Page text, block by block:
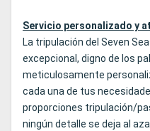
Servicio personalizado y
La tripulación del Seven
excepcional, digno de los
meticulosamente
cada una de tus
proporciones tripulación/
ningún detalle se deja al